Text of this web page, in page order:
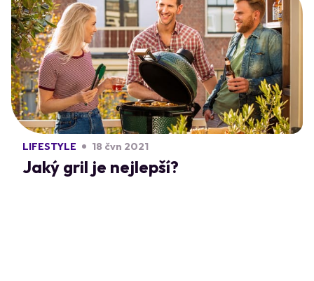
LIFESTYLE 18 čvn 2021
Jaký gril je nejlepší?